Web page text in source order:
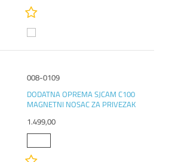
008-0109
DODATNA OPREMA SJCAM C100
MAGNETNI NOSAC ZA PRIVEZAK
1.499,00